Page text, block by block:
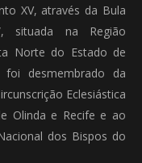
XV, através da Bula
situada na Região
Norte do Estado de
desmembrado da
Eclesiástica
Olinda e Recife e ao
dos Bispos do